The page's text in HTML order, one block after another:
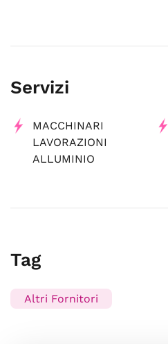
Servizi
MACCHINARI
LAVORAZIONI
ALLUMINIO
Tag
Altri Fornitori